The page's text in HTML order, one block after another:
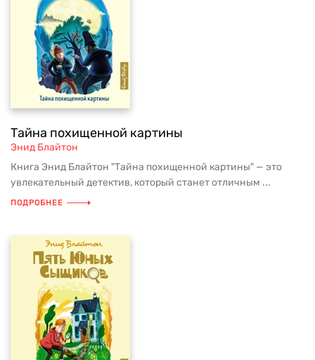
Тайна похищенной картины
Энид Блайтон
Книга Энид Блайтон "Тайна похищенной картины" — это
увлекательный детектив, который станет отличным ...
ПОДРОБНЕЕ